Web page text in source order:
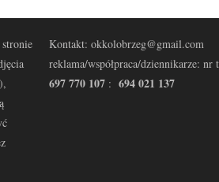
Kontakt: okkolobrzeg@gmail.com
reklama/współpraca/dziennikarze: nr
697 770 107 : 694 021 137